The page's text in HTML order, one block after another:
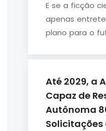
E se a ficção
apenas
plano para o
Até 2029, a
Capaz de
Autônoma
Solicitações